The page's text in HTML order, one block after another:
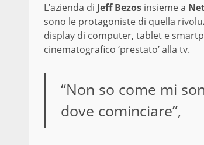
L’azienda di Jeff Bezos insieme a
sono le protagoniste di quella
display di computer, tablet e
cinematografico ‘prestato’ alla tv.
“Non so come mi
dove cominciare”,